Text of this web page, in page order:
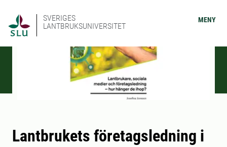
SVERIGES
LANTBRUKSUNIVERSITET
MENY
Lantbrukets företagsledning i